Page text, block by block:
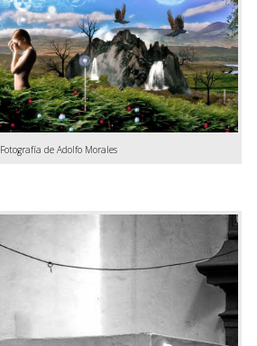
Fotografía de Adolfo Morales